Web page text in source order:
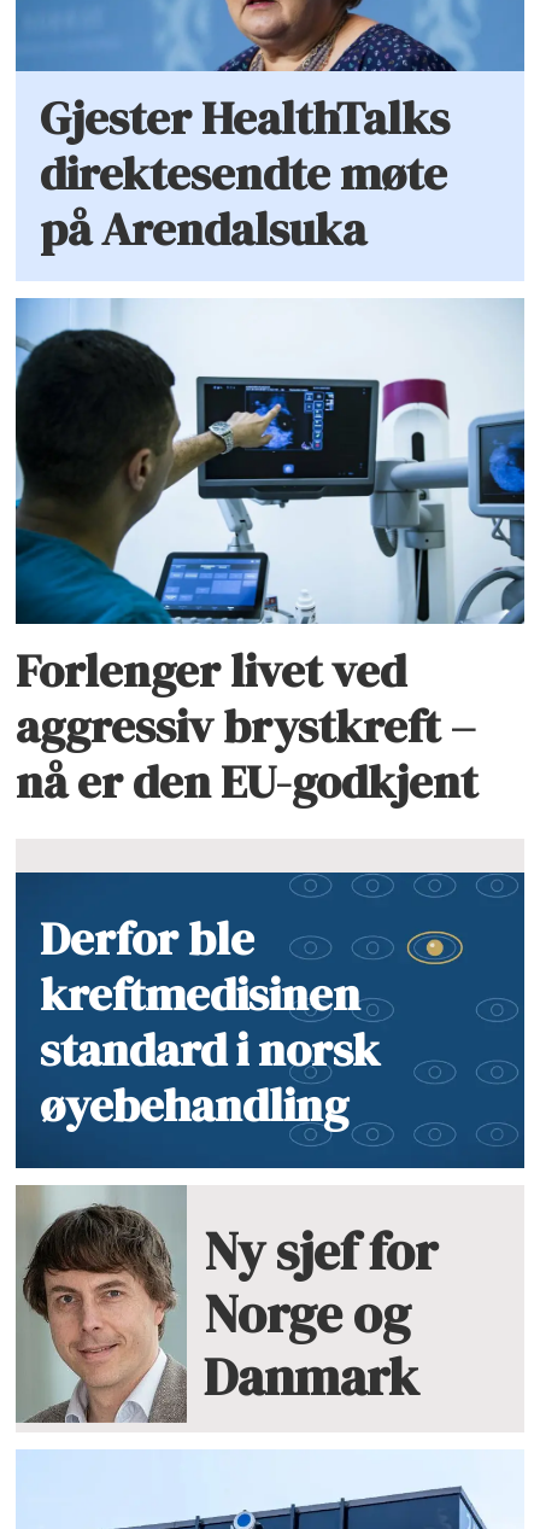
Gjester HealthTalks
direktesendte møte
på Arendalsuka
Forlenger livet ved
aggressiv brystkreft –
nå er den EU-godkjent
Derfor ble
kreftmedisinen
standard i norsk
øyebehandling
Ny sjef for
Norge og
Danmark